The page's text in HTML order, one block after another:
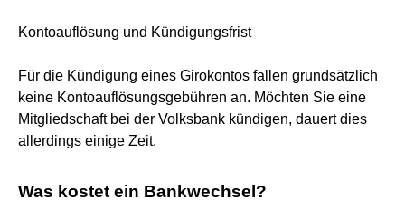
Kontoauflösung und Kündigungsfrist
Für die Kündigung eines Girokontos fallen grundsätzlich
keine Kontoauflösungsgebühren an. Möchten Sie eine
Mitgliedschaft bei der Volksbank kündigen, dauert dies
allerdings einige Zeit.
Was kostet ein Bankwechsel?